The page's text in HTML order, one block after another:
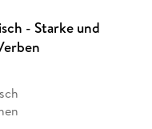
- Starke und